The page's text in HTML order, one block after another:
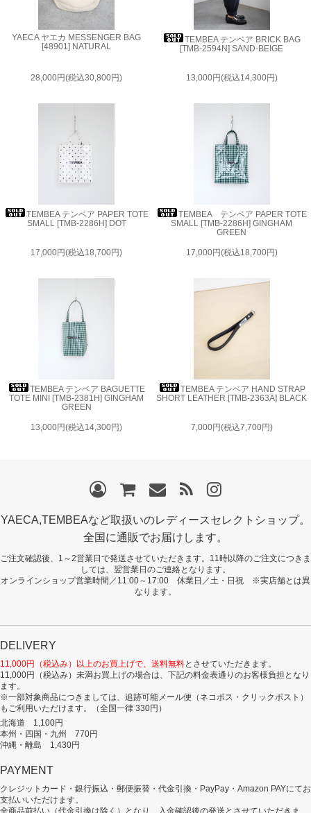
YAECA ヤエカ MESSENGER BAG
[48901] NATURAL
28,000円(税込30,800円)
TEMBEA テンベア BRICK BAG
[TMB-2594N] SAND-BEIGE
13,000円(税込14,300円)
TEMBEA テンベア PAPER TOTE
SMALL [TMB-2286H] DOT
17,000円(税込18,700円)
TEMBEA テンベア PAPER TOTE
SMALL [TMB-2286H] GINGHAM
GREEN
17,000円(税込18,700円)
TEMBEA テンベア BAGUETTE
TOTE MINI [TMB-2381H] GINGHAM
GREEN
13,000円(税込14,300円)
TEMBEA テンベア HAND STRAP
SHORT LEATHER [TMB-2363A] BLACK
7,000円(税込7,700円)
YAECA,TEMBEAなど取扱いのレディースセレクトショップ。
全国に通販でお届けします。
ご注文確認後、1～2営業日で発送させていただきます。11時以降のご注文につきま
しては、翌営業日のご連絡となります。
オンラインショップ営業時間／11:00～17:00 休業日／土・日祝 ※実店舗とは異
なります。
DELIVERY
11,000円（税込み）以上のお買上げで、送料無料とさせていただきます。
11,000円（税込み）未満お買上げの場合は、下記の料金表通りのお客様負担となり
ます。
※一部対象商品につきましては、追跡可能メール便（ネコポス・クリックポスト）
もご利用いただけます。（全国一律 330円）
北海道 1,100円
本州・四国・九州 770円
沖縄・離島 1,430円
PAYMENT
クレジットカード・銀行振込・郵便振替・代金引換・PayPay・Amazon PAYにてお
支払いいただけます。